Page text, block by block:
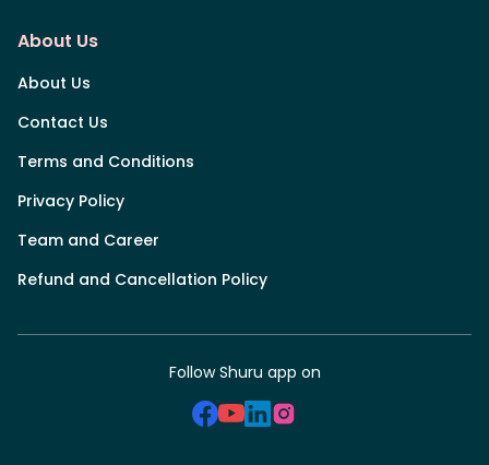
About Us
About Us
Contact Us
Terms and Conditions
Privacy Policy
Team and Career
Refund and Cancellation Policy
Follow Shuru app on